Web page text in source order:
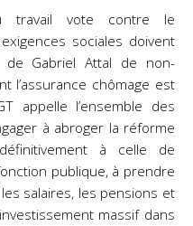
travail vote contre le
sociales doivent
de Gabriel Attal de non-
l’assurance chômage est
appelle l’ensemble des
à abroger la réforme
à celle de
publique, à prendre
salaires, les pensions et
massif dans